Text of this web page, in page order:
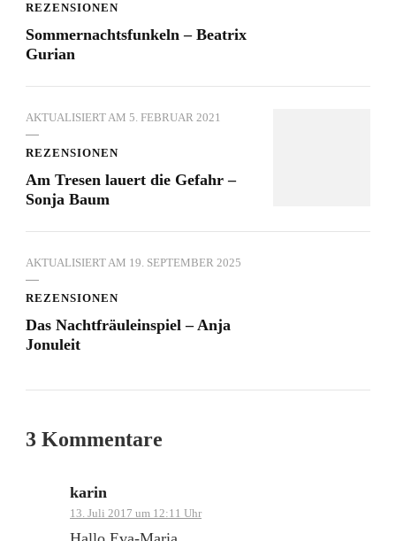
REZENSIONEN
Sommernachtsfunkeln – Beatrix
Gurian
AKTUALISIERT AM 5. FEBRUAR 2021
REZENSIONEN
Am Tresen lauert die Gefahr –
Sonja Baum
AKTUALISIERT AM 19. SEPTEMBER 2025
REZENSIONEN
Das Nachtfräuleinspiel – Anja
Jonuleit
3 Kommentare
karin
13. Juli 2017 um 12:11 Uhr